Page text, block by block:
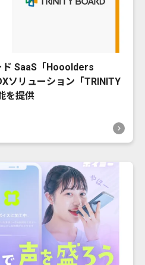
SaaS「Hooolders
ソリューション「TRINITY
を提供